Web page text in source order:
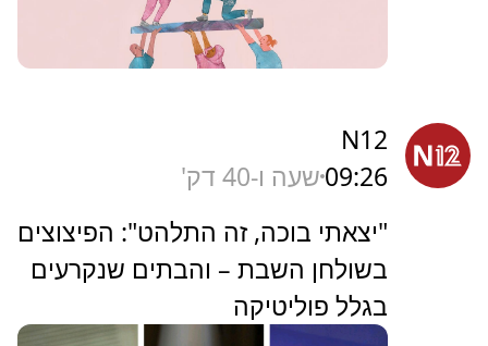
N12
09:26שעה ו-40 דק'
"יצאתי בוכה, זה התלהט": הפיצוצים
בשולחן השבת – והבתים שנקרעים
בגלל פוליטיקה